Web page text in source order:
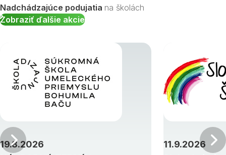
Nadchádzajúce podujatia na školách
Zobraziť ďalšie akcie
19.8.2026 11.9.2026
Predchádzajúci